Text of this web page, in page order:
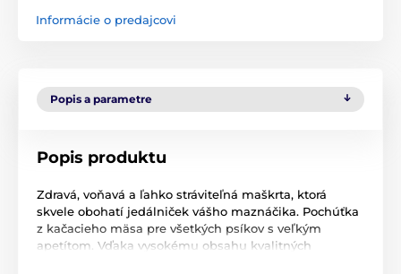
Informácie o predajcovi
Popis a parametre
Popis produktu
Zdravá, voňavá a ľahko stráviteľná maškrta, ktorá
skvele obohatí jedálniček vášho maznáčika. Pochúťka
z kačacieho mäsa pre všetkých psíkov s veľkým
apetítom. Vďaka vysokému obsahu kvalitných